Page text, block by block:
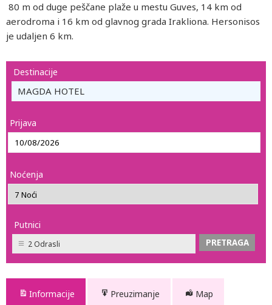
80 m od duge peščane plaže u mestu Guves, 14 km od
aerodroma i 16 km od glavnog grada Irakliona. Hersonisos
je udaljen 6 km.
Destinacije
MAGDA HOTEL
Prijava
Noćenja
Putnici
2 Odrasli
Informacije Preuzimanje Map